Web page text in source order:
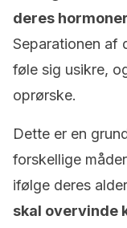
deres
Separationen af
føle sig usikre,
oprørske.
Dette er en
forskellige
ifølge deres
skal overvinde